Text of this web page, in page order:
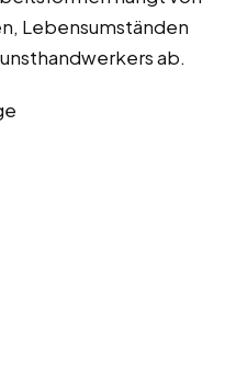
Lebensumständen
ab.